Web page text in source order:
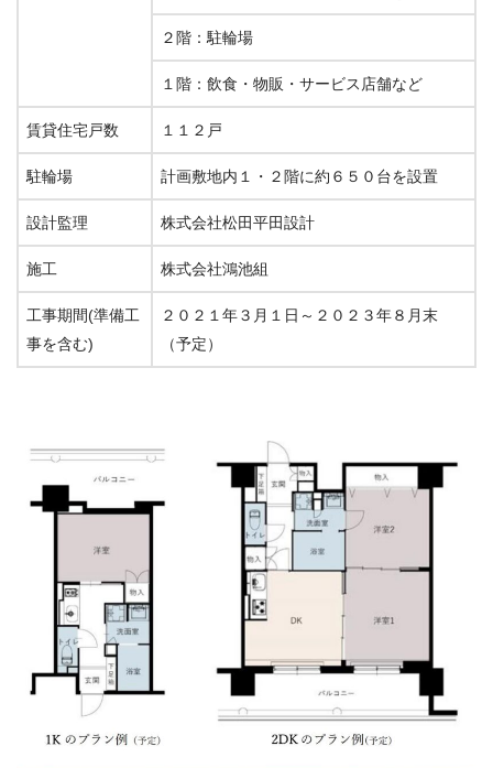
２階：駐輪場
１階：飲食・物販・サービス店舗など
賃貸住宅戸数 １１２戸
駐輪場 計画敷地内１・２階に約６５０台を設置
設計監理 株式会社松田平田設計
施工 株式会社鴻池組
工事期間(準備工
事を含む)
２０２１年３月１日～２０２３年８月末
（予定）